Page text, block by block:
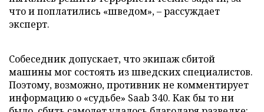
что и поплатились «шведом», – рассуждает
эксперт.
Собеседник допускает, что экипаж сбитой
машины мог состоять из шведских специалистов.
Поэтому, возможно, противник не комментирует
информацию о «судьбе» Saab 340. Как бы то ни